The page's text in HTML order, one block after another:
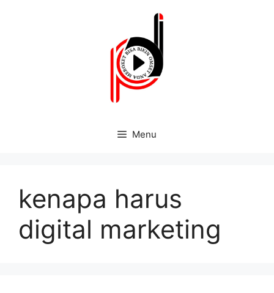
Menu
kenapa harus
digital marketing